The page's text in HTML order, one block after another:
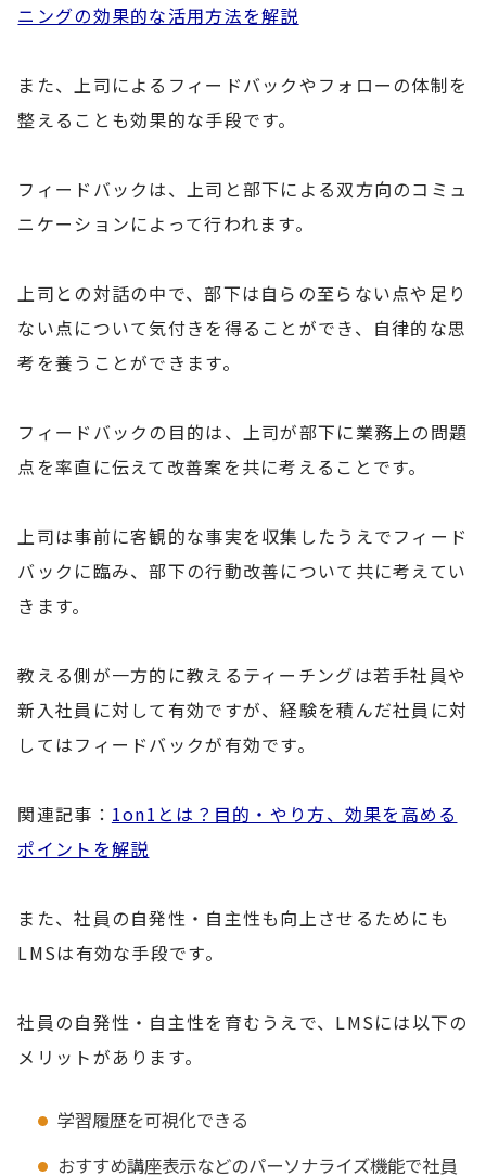
ニングの効果的な活用方法を解説
また、上司によるフィードバックやフォローの体制を
整えることも効果的な手段です。
フィードバックは、上司と部下による双方向のコミュ
ニケーションによって行われます。
上司との対話の中で、部下は自らの至らない点や足り
ない点について気付きを得ることができ、自律的な思
考を養うことができます。
フィードバックの目的は、上司が部下に業務上の問題
点を率直に伝えて改善案を共に考えることです。
上司は事前に客観的な事実を収集したうえでフィード
バックに臨み、部下の行動改善について共に考えてい
きます。
教える側が一方的に教えるティーチングは若手社員や
新入社員に対して有効ですが、経験を積んだ社員に対
してはフィードバックが有効です。
関連記事： 1on1とは？目的・やり方、効果を高める
ポイントを解説
また、社員の自発性・自主性も向上させるためにも
LMSは有効な手段です。
社員の自発性・自主性を育むうえで、LMSには以下の
メリットがあります。
学習履歴を可視化できる
おすすめ講座表示などのパーソナライズ機能で社員